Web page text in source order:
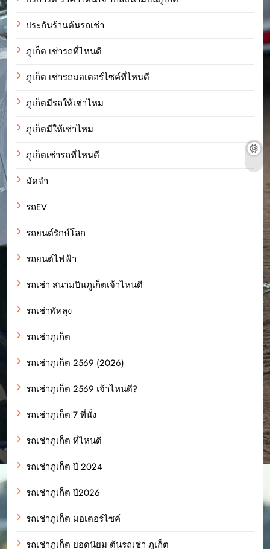
ประกันร้านต้นรถเช่า
ภูเก็ต เช่ารถที่ไหนดี
ภูเก็ต เช่ารถมอเตอร์ไซค์ที่ไหนดี
ภูเก็ตมีรถให้เช่าไหม
ภูเก็ตมีให้เช่าไหม
ภูเก็ตเช่ารถที่ไหนดี
มัดจำ
รถEV
รถยนต์รักษ์โลก
รถยนต์ไฟฟ้า
รถเช่า สนามบินภูเก็ตเจ้าไหนดี
รถเช่าพัทลุง
รถเช่าภูเก็ต
รถเช่าภูเก็ต 2569 (2026)
รถเช่าภูเก็ต 2569 เจ้าไหนดี?
รถเช่าภูเก็ต 7 ที่นั่ง
รถเช่าภูเก็ต ที่ไหนดี
รถเช่าภูเก็ต ปี 2024
รถเช่าภูเก็ต ปี2026
รถเช่าภูเก็ต มอเตอร์ไซค์
รถเช่าภูเก็ต ยอดนิยม ต้นรถเช่า ภูเก็ต